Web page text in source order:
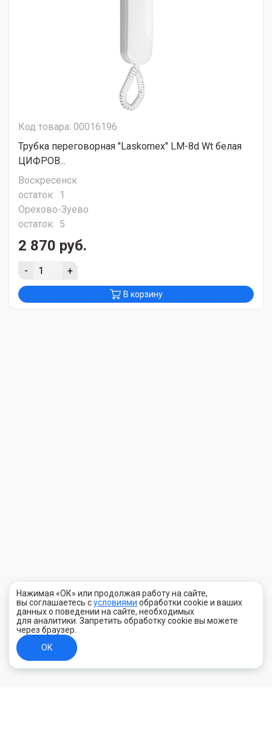
Код товара: 00016196
Трубка переговорная "Laskomex" LM-8d Wt белая
ЦИФРОВ...
Воскресенск
остаток: 1
Орехово-Зуево
остаток: 5
2 870 руб.
- +
В корзину
Нажимая «ОК» или продолжая работу на сайте,
вы соглашаетесь сусловиями обработки cookie и ваших
данных о поведении на сайте, необходимых
для аналитики. Запретить обработку cookie вы можете
через браузер.
ОК